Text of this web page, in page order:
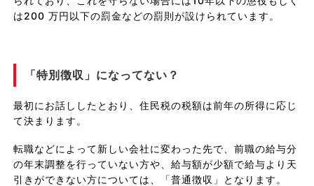
は200 万円以下の罰金などの罰則が設けられています。
「特別徴収」になってない？
最初にお話ししたとおり、住民税の税額は前年の所得に応じ
て決まります。
転職などによって新しい会社に変わった先で、前職の給与分
の年末調整を行っていない方や、給与額が少額で給与より天
引きができない方については、「普通徴収」となります。